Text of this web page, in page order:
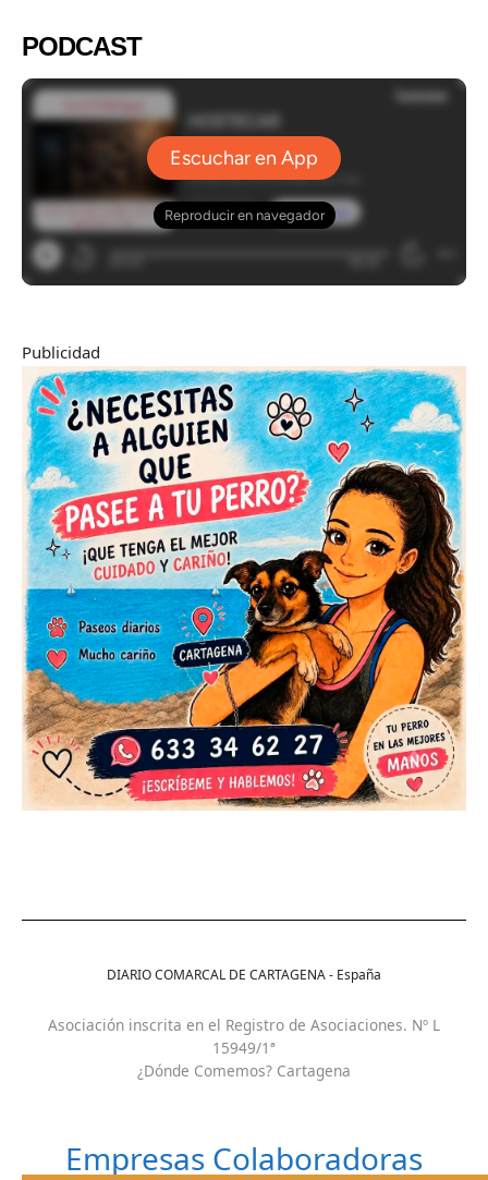
PODCAST
Publicidad
DIARIO COMARCAL DE CARTAGENA - España
Asociación inscrita en el Registro de Asociaciones. Nº L
15949/1ª
¿Dónde Comemos? Cartagena
Empresas Colaboradoras